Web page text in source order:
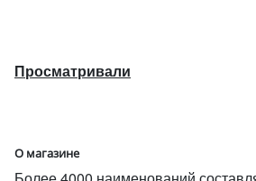
Просматривали
О магазине